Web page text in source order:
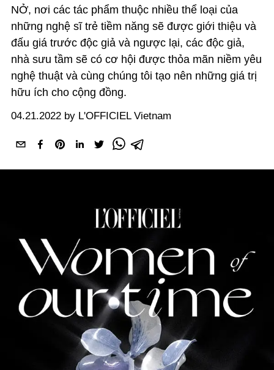
NỞ, nơi các tác phẩm thuộc nhiều thể loại của
những nghệ sĩ trẻ tiềm năng sẽ được giới thiệu và
đấu giá trước độc giả và ngược lại, các độc giả,
nhà sưu tầm sẽ có cơ hội được thỏa mãn niềm yêu
nghệ thuật và cùng chúng tôi tạo nên những giá trị
hữu ích cho cộng đồng.
04.21.2022 by L'OFFICIEL Vietnam